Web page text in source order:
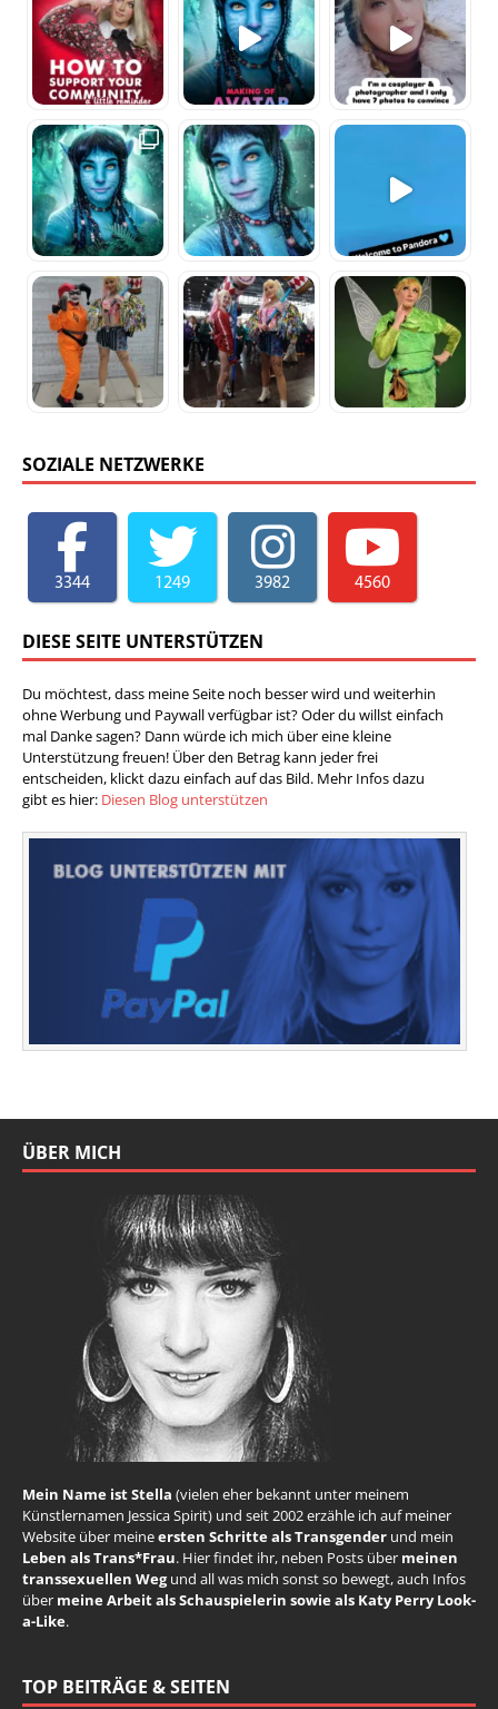
SOZIALE NETZWERKE
3344 1249 3982 4560
DIESE SEITE UNTERSTÜTZEN
Du möchtest, dass meine Seite noch besser wird und weiterhin
ohne Werbung und Paywall verfügbar ist? Oder du willst einfach
mal Danke sagen? Dann würde ich mich über eine kleine
Unterstützung freuen! Über den Betrag kann jeder frei
entscheiden, klickt dazu einfach auf das Bild. Mehr Infos dazu
gibt es hier: Diesen Blog unterstützen
ÜBER MICH
Mein Name ist Stella (vielen eher bekannt unter meinem
Künstlernamen Jessica Spirit) und seit 2002 erzähle ich auf meiner
Website über meineersten Schritte als Transgender und mein
Leben als Trans*Frau. Hier findet ihr, neben Posts über meinen
transsexuellen Wegund all was mich sonst so bewegt, auch Infos
über meine Arbeit als Schauspielerin sowie als Katy Perry Look-
a-Like.
TOP BEITRÄGE & SEITEN